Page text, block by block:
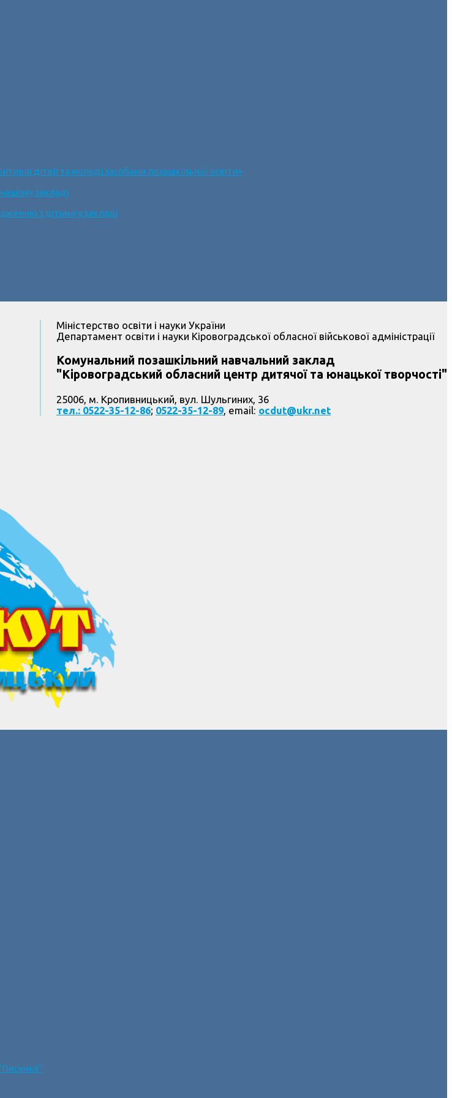
дітей та молоді засобами позашкільної освіти»
закладі
з дітьми у закладі
Міністерство освіти і науки України
Департамент освіти і науки Кіровоградської обласної військової адміністрації
Комунальний позашкільний навчальний заклад
"Кіровоградський обласний центр дитячої та юнацької творчості"
25006, м. Кропивницький, вул. Шульгиних, 36
тел.: 0522-35-12-86; 0522-35-12-89, email: ocdut@ukr.net